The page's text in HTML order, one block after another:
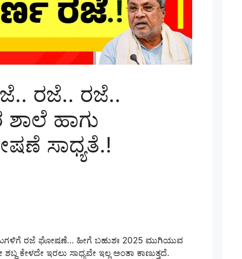
ರಜೆ.. ರಜೆ..
ಶಾಲೆ ಹಾಗು
ಸಾಧ್ಯತೆ.!
ರಜೆ ಘೋಷಣೆ… ಹೀಗೆ ಬಹುಶಃ 2025 ಮುಗಿಯುವ
ಕೇಳದೇ ಇರಲು ಸಾಧ್ಯವೇ ಇಲ್ಲ ಅಂತಾ ಕಾಣುತ್ತದೆ.